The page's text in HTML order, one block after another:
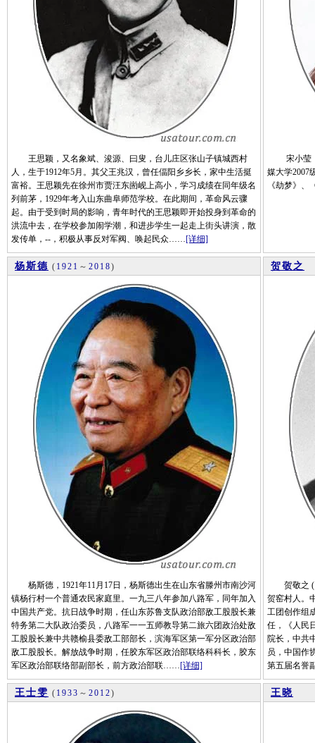
王思颖，又名象斌、浚源、曰叟，台儿庄区张山子镇城西村
人，生于1912年5月。其父王兆汉，曾任偪阳乡乡长，家中生活挺
富裕。王思颖先在徐州市贾汪东崮岘上高小，学习成绩在同年级名
列前茅，1929年考入山东曲阜师范学校。在此期间，革命风云骤
起。由于受到时局的影响，青年时代的王思颖即开始投身到革命的
洪流中去，在学校参加闹学潮，和进步学生一起走上街头讲演，散
发传单，--，积极从事反对军阀、唤起民众……[详细]
宋小莹，
媒大学2007
《劫梦》
杨斯德 ( 1921 ～ 2018)
杨斯德，1921年11月17日，杨斯德出生在山东省滕州市南沙河
镇杨行村一个普通农民家庭里。一九三八年参加八路军，同年加入
中国共产党。抗日战争时期，任山东苏鲁支队政治部敌工股股长兼
特务第二大队政治委员，八路军一一五师教导第二旅六团政治处敌
工股股长兼中共赣榆县委敌工部部长，滨海军区第一军分区政治部
敌工股股长。解放战争时期，任胶东军区政治部联络科科长，胶东
军区政治部联络部副部长，前方政治部联……[详细]
贺敬之
贺敬之
贺窑村人。
工团创作组
任，《人民
院长，中共
员，中国作
第五届名誉
王士雯 ( 1933 ～ 2012) 王晓